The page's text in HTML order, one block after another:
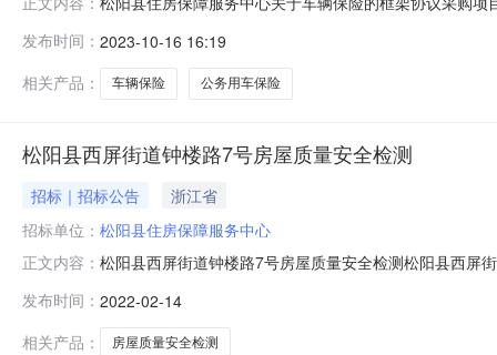
2834.03项目所在行政区划编码:331124项目所在行政区
发布时间： 2023-10-16 16:19
相关产品：
车辆保险 公务用车保险
松阳县西屏街道钟楼路7号房屋质量安全检测
招标｜招标公告
浙江省
招标单位： 松阳县住房保障服务中心
正文内容： 松阳县西屏街道钟楼路7号房屋质量安全检测松阳县西屏
路9号3.中介服务完成期限要求：30天4.报价方式：金额
送审9.中介选
发布时间： 2022-02-14
相关产品：
房屋质量安全检测